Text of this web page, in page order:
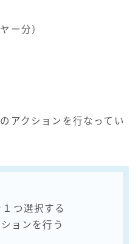
ー分）
アクションを行なってい
つ選択する
ョンを行う